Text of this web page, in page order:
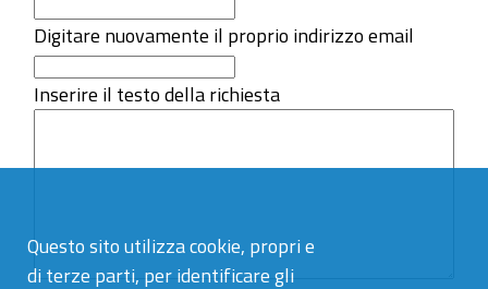
Questo sito utilizza cookie, propri e
di terze parti, per identificare gli
Digitare nuovamente il proprio indirizzo email
Inserire il testo della richiesta